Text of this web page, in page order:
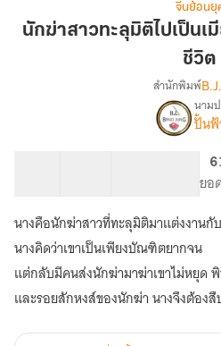
สาว
ทะลุ
บัณฑิต
พลิก
ชีวิต
จีนย้อนยุ
นักฆ่าสาวทะลุมิติไปเป็น
ชีวิต
เรื่อง
นัก
ฆ่า
สาว
ทะลุ
มิติ
ไป
เป็น
เมีย
บั
ยา
พลิ
สำนักพิมพ์
นาม
ปั้นฟ้
ยอ
นางคือนักฆ่าสาวที่ทะลุมิติมาแต่งงาน
นางคิดว่าเขาเป็นเพียงบัณฑิตยากจน
แต่กลับมีคนส่งนักฆ่ามาฆ่าเขาไม่หยุด